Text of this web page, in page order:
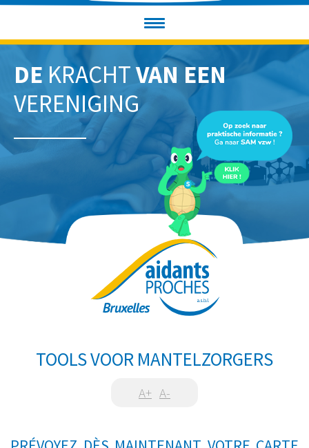
DE KRACHTVAN EEN
VERENIGING
TOOLS VOOR MANTELZORGERS
A+ A-